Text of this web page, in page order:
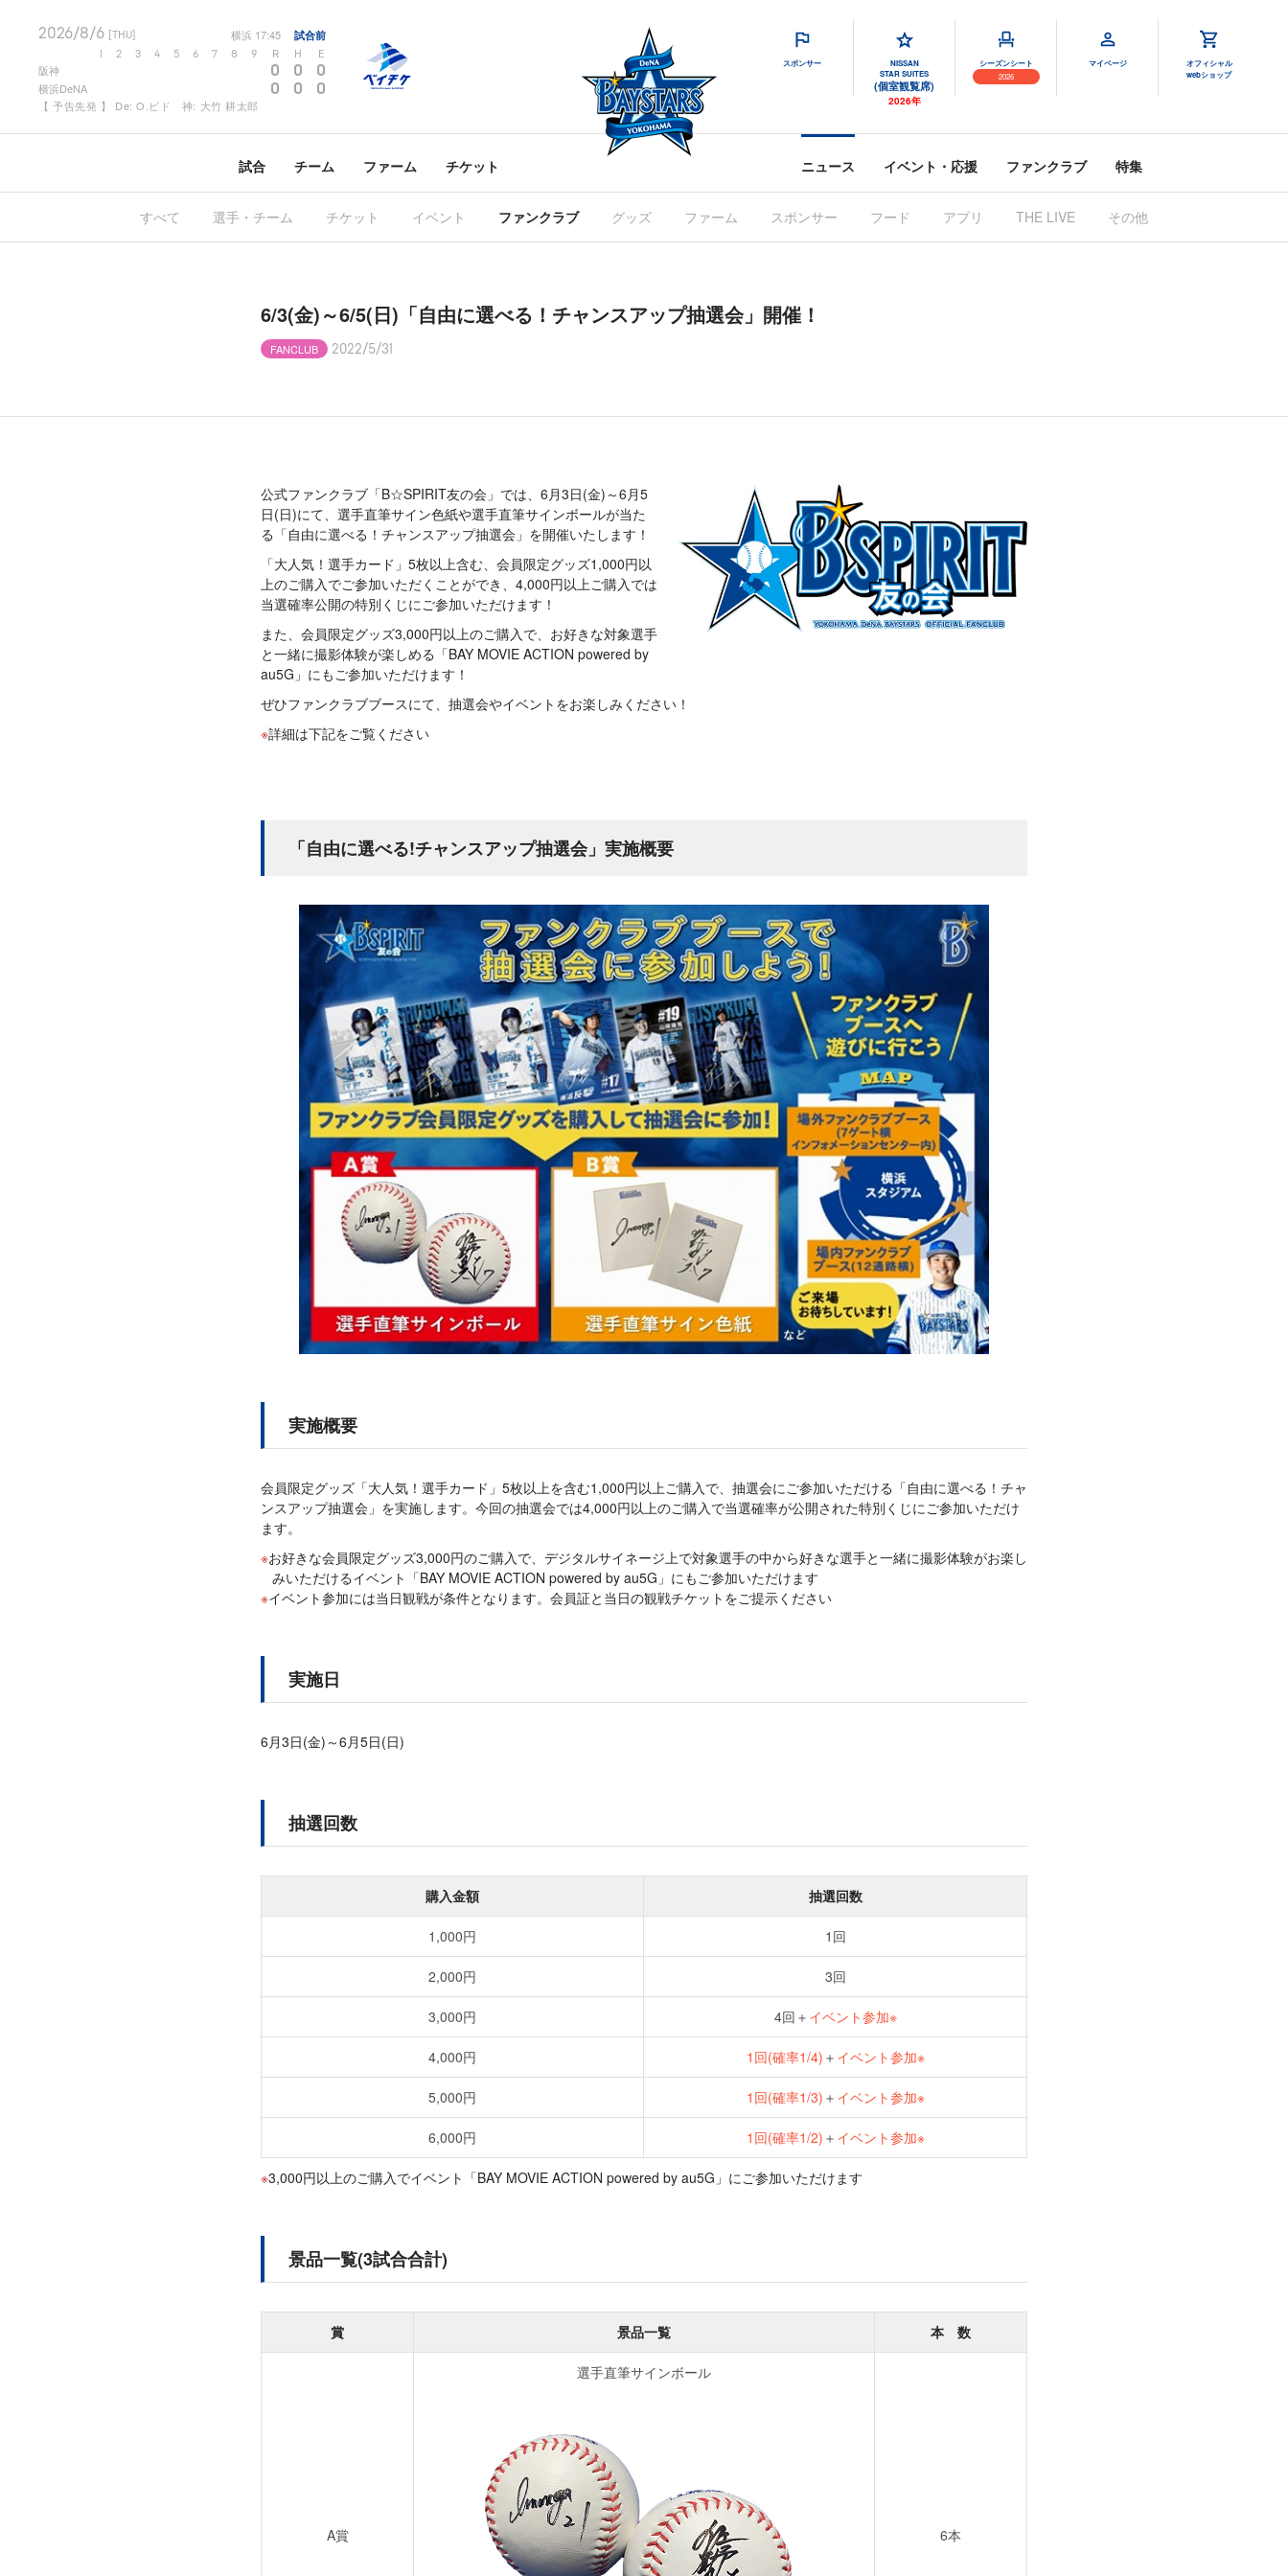
2026/8/6 [THU] 横浜 17:45 試合前
2 3 4 5 6 7 8 9 R H E
阪神 0 0 0
横浜DeNA 0 0 0
【 予告先発 】 De: O.ビド 神: 大竹 耕太郎
スポンサー
NISSAN
STAR SUITES
(個室観覧席)
2026年
シーズンシート
2026
マイページ
オフィシャル
webショップ
試合 チーム ファーム チケット ニュース イベント・応援 ファンクラブ 特集
すべて 選手・チーム チケット イベント ファンクラブ グッズ ファーム スポンサー フード アプリ THE LIVE その他
6/3(金)～6/5(日)「自由に選べる！チャンスアップ抽選会」開催！
FANCLUB 2022/5/31
公式ファンクラブ「B☆SPIRIT友の会」では、6月3日(金)～6月5
日(日)にて、選手直筆サイン色紙や選手直筆サインボールが当た
る「自由に選べる！チャンスアップ抽選会」を開催いたします！
「大人気！選手カード」5枚以上含む、会員限定グッズ1,000円以
上のご購入でご参加いただくことができ、4,000円以上ご購入では
当選確率公開の特別くじにご参加いただけます！
また、会員限定グッズ3,000円以上のご購入で、お好きな対象選手
と一緒に撮影体験が楽しめる「BAY MOVIE ACTION powered by
au5G」にもご参加いただけます！
ぜひファンクラブブースにて、抽選会やイベントをお楽しみください！
詳細は下記をご覧ください
「自由に選べる!チャンスアップ抽選会」実施概要
実施概要
会員限定グッズ「大人気！選手カード」5枚以上を含む1,000円以上ご購入で、抽選会にご参加いただける「自由に選べる！チャ
ンスアップ抽選会」を実施します。今回の抽選会では4,000円以上のご購入で当選確率が公開された特別くじにご参加いただけ
ます。
お好きな会員限定グッズ3,000円のご購入で、デジタルサイネージ上で対象選手の中から好きな選手と一緒に撮影体験がお楽し
みいただけるイベント「BAY MOVIE ACTION powered by au5G」にもご参加いただけます
イベント参加には当日観戦が条件となります。会員証と当日の観戦チケットをご提示ください
実施日
6月3日(金)～6月5日(日)
抽選回数
購入金額 抽選回数
1,000円 1回
2,000円 3回
3,000円 4回＋ イベント参加※
4,000円 1回(確率1/4) ＋ イベント参加※
5,000円 1回(確率1/3) ＋ イベント参加※
6,000円 1回(確率1/2) ＋ イベント参加※
3,000円以上のご購入でイベント「BAY MOVIE ACTION powered by au5G」にご参加いただけます
景品一覧(3試合合計)
賞 景品一覧 本 数
A賞
選手直筆サインボール
6本